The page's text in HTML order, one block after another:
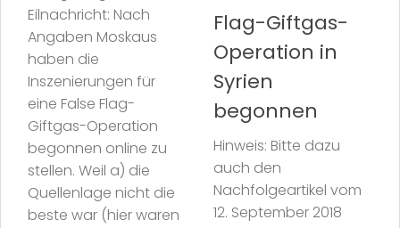
Eilnachricht: Nach
Angaben Moskaus
haben die
Inszenierungen für
eine False Flag-
Giftgas-Operation
begonnen online zu
stellen. Weil a) die
Quellenlage nicht die
beste war (hier waren
Flag-Giftgas-
Operation in
Syrien
begonnen
Hinweis: Bitte dazu
auch den
Nachfolgeartikel vom
12. September 2018